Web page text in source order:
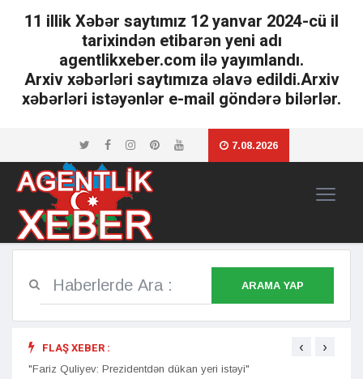
11 illik Xəbər saytımız 12 yanvar 2024-cü il
tarixindən etibarən yeni adı
agentlikxeber.com ilə yayımlandı.
Arxiv xəbərləri saytımıza əlavə edildi.Arxiv
xəbərləri istəyənlər e-mail göndərə bilərlər.
7.08.2026
ARAMA YAP
FLAŞ XEBER :
"Fariz Quliyev: Prezidentdən dükan yeri istəyi"
‹ ›